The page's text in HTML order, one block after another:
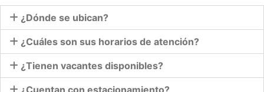
¿Dónde se ubican?
¿Cuáles son sus horarios de atención?
¿Tienen vacantes disponibles?